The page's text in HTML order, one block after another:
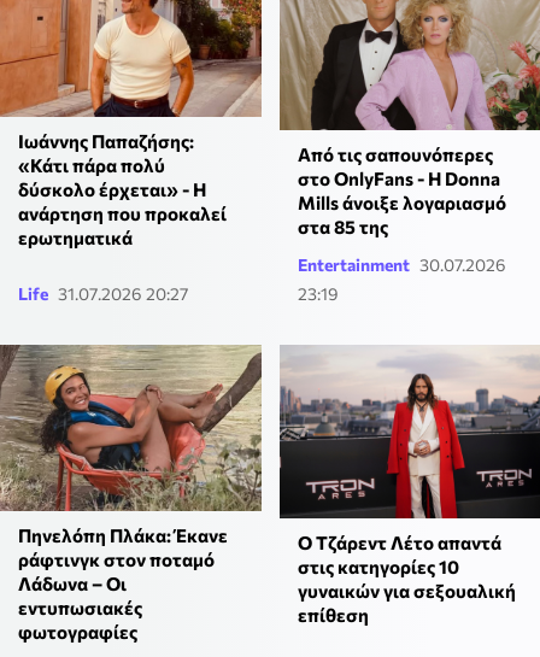
Ιωάννης Παπαζήσης:
«Κάτι πάρα πολύ
δύσκολο έρχεται» - Η
ανάρτηση που προκαλεί
ερωτηματικά
Life 31.07.2026 20:27
Από τις σαπουνόπερες
στο OnlyFans - Η Donna
Mills άνοιξε λογαριασμό
στα 85 της
Entertainment 30.07.2026
23:19
Πηνελόπη Πλάκα: Έκανε
ράφτινγκ στον ποταμό
Λάδωνα – Οι
εντυπωσιακές
φωτογραφίες
Ο Τζάρεντ Λέτο απαντά
στις κατηγορίες 10
γυναικών για σεξουαλική
επίθεση